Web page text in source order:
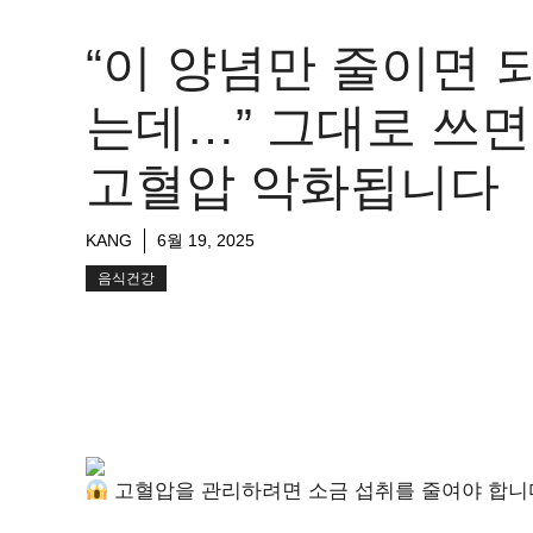
“이 양념만 줄이면
는데…” 그대로 쓰면
고혈압 악화됩니다
KANG 6월 19, 2025
음식건강
고혈압을 관리하려면 소금 섭취를 줄여야 합니